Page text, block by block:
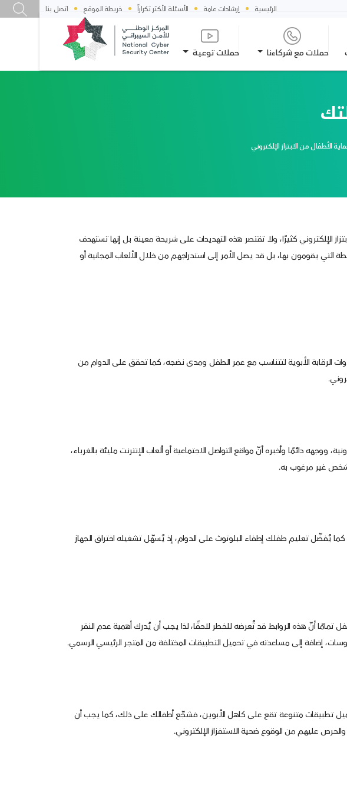
الرئيسية إرشادات عامة الأسئلة الأكثر تكراراً خريطة الموقع اتصل بنا
حملات مع شركاءنا حملات توعية
الأطفال من الابتزاز الإلكتروني
الإلكتروني كثيرًا، ولا تقتصر هذه التهديدات على شريحة معينة بل إنها تستهدف
يقومون بها، بل قد يصل الأمر إلى استدراجهم من خلال الألعاب المجانية أو
الرقابة الأبوية لتتناسب مع عمر الطفل ومدى نضجه، كما تحقق على الدوام من
دائمًا وأخبره أنّ مواقع التواصل الاجتماعية أو ألعاب الإنترنت مليئة بالغرباء،
شخص غير مرغوب به.
يُفضّل تعليم طفلك إطفاء البلوتوث على الدوام، إذ يُسهّل تشغيله اختراق الجهاز
تمامًا أنّ هذه الروابط قد تُعرضه للخطر لاحقًا، لذا يجب أن يُدرك أهمية عدم النقر
إضافة إلى مساعدته في تحميل التطبيقات المختلفة من المتجر الرئيسي الرسمي.
تحميل تطبيقات متنوعة تقع على كاهل الأبوين، فشجّع أطفالك على ذلك، كما يجب أن
عليهم من الوقوع ضحية الاستفزاز الإلكتروني.